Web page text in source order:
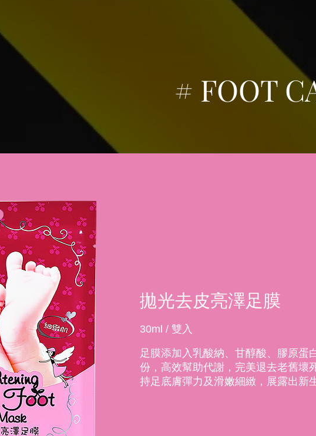
# FOOT
拋光去皮亮澤足膜
30ml / 雙入
足膜添加入乳酸納、甘醇酸、膠原蛋
份，高效幫助代謝，完美退去老舊壞
持足底膚彈力及滑嫩細緻，展露出新